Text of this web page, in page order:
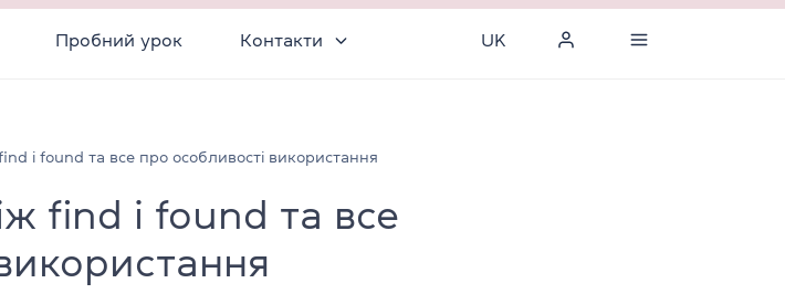
Пробний урок Контакти UK
і found та все про особливості використання
find і found та все